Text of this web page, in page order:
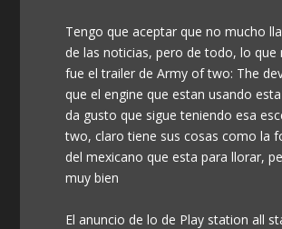
Tengo que aceptar que no mucho
de las noticias, pero de todo, lo
fue el trailer de Army of two: The
que el engine que estan usando
da gusto que sigue teniendo esa
two, claro tiene sus cosas como la
del mexicano que esta para llorar,
muy bien
El anuncio de lo de Play station all